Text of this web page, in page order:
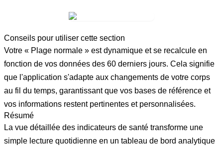
Conseils pour utiliser cette section
Votre « Plage normale » est dynamique et se recalcule en
fonction de vos données des 60 derniers jours. Cela signifie
que l'application s'adapte aux changements de votre corps
au fil du temps, garantissant que vos bases de référence et
vos informations restent pertinentes et personnalisées.
Résumé
La vue détaillée des indicateurs de santé transforme une
simple lecture quotidienne en un tableau de bord analytique